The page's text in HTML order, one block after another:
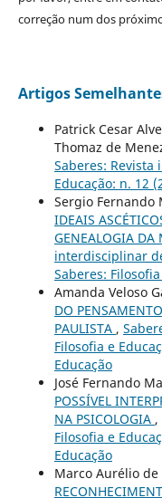
correção num dos
Artigos
Patrick Cesar
Thomaz de
Saberes:
Educação: n. 12
Sergio Fernando
IDEAIS
GENEALOGIA DA
interdisciplinar
Saberes:
Amanda Veloso
DO
PAULISTA ,
Filosofia e
Educação
José Fernando
POSSÍVEL
NA PSICOLOGIA ,
Filosofia e
Educação
Marco Aurélio de